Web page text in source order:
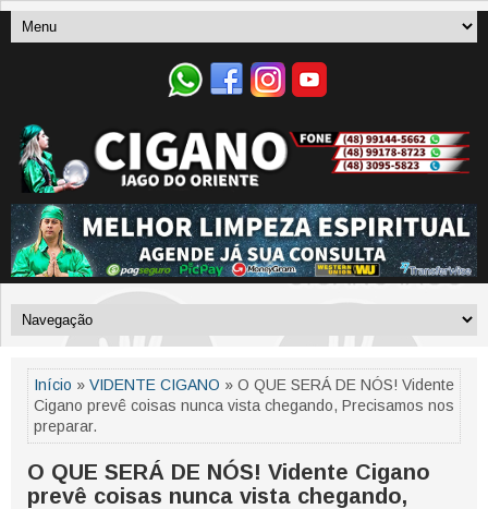
Início » VIDENTE CIGANO » O QUE SERÁ DE NÓS! Vidente
Cigano prevê coisas nunca vista chegando, Precisamos nos
preparar.
O QUE SERÁ DE NÓS! Vidente Cigano
prevê coisas nunca vista chegando,